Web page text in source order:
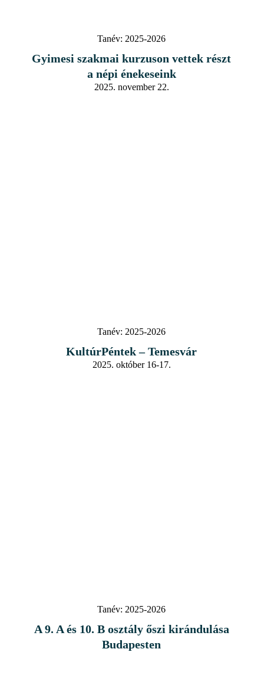
Tanév: 2025-2026
Gyimesi szakmai kurzuson vettek részt
a népi énekeseink
2025. november 22.
Tanév: 2025-2026
KultúrPéntek – Temesvár
2025. október 16-17.
Tanév: 2025-2026
A 9. A és 10. B osztály őszi kirándulása
Budapesten